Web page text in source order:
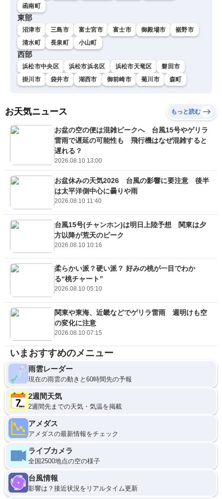
函南町
東部
沼津市 三島市 富士宮市 富士市 御殿場市
裾野市
清水町
長泉町 小山町
西部
浜松市中央区 浜松市浜名区 浜松市天竜区
磐田市
掛川市
袋井市 湖西市 御前崎市 菊川市 森町
お天気ニュース もっと読む
お盆の空の便は混雑ピークへ 台風15号やゲリラ
雷雨で遅延の可能性も 飛行機はなぜ混雑すると
遅れる？
2026.08.10 13:00
お盆休みの天気2026 台風の影響に要注意 後半
は太平洋側中心に曇りや雨
2026.08.10 11:40
台風15号(チャンホン)は明日上陸予想 関東は夕
方以降が荒天のピーク
2026.08.10 10:16
柔らかい派？硬い派？ 好みの桃が一目でわか
る“桃チャート”
2026.08.10 05:10
関東や東海、近畿などでゲリラ雷雨 週明けも空
の変化に注意
2026.08.10 07:15
いまおすすめのメニュー
雨雲レーダー
現在の雨雲の動きと60時間先の予報
2週間天気
2週間先までの天気・気温を掲載
アメダス
アメダスの最新情報をチェック
ライブカメラ
全国2500地点の空の様子
台風情報
影響は？接近状況をリアルタイム更新